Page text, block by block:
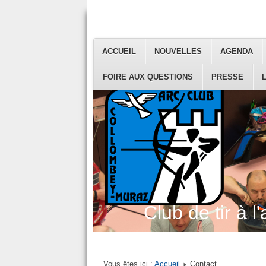
Club de tir à
ACCUEIL NOUVELLES AGENDA
FOIRE AUX QUESTIONS PRESSE
Vous êtes ici : Accueil Contact